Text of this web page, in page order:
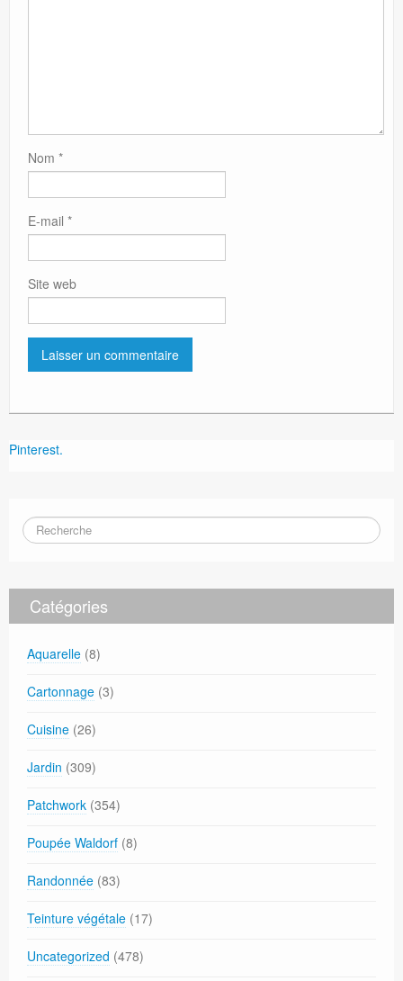
Nom *
E-mail *
Site web
Pinterest.
Catégories
Aquarelle (8)
Cartonnage (3)
Cuisine (26)
Jardin (309)
Patchwork (354)
Poupée Waldorf (8)
Randonnée (83)
Teinture végétale (17)
Uncategorized (478)